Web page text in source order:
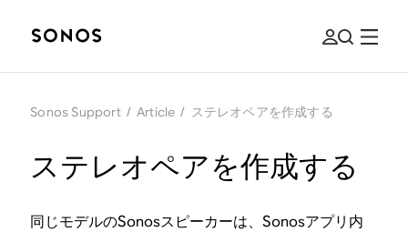
Sonos Support / Article / ステレオペアを作成する
ステレオペアを作成する
同じモデルのSonosスピーカーは、Sonosアプリ内